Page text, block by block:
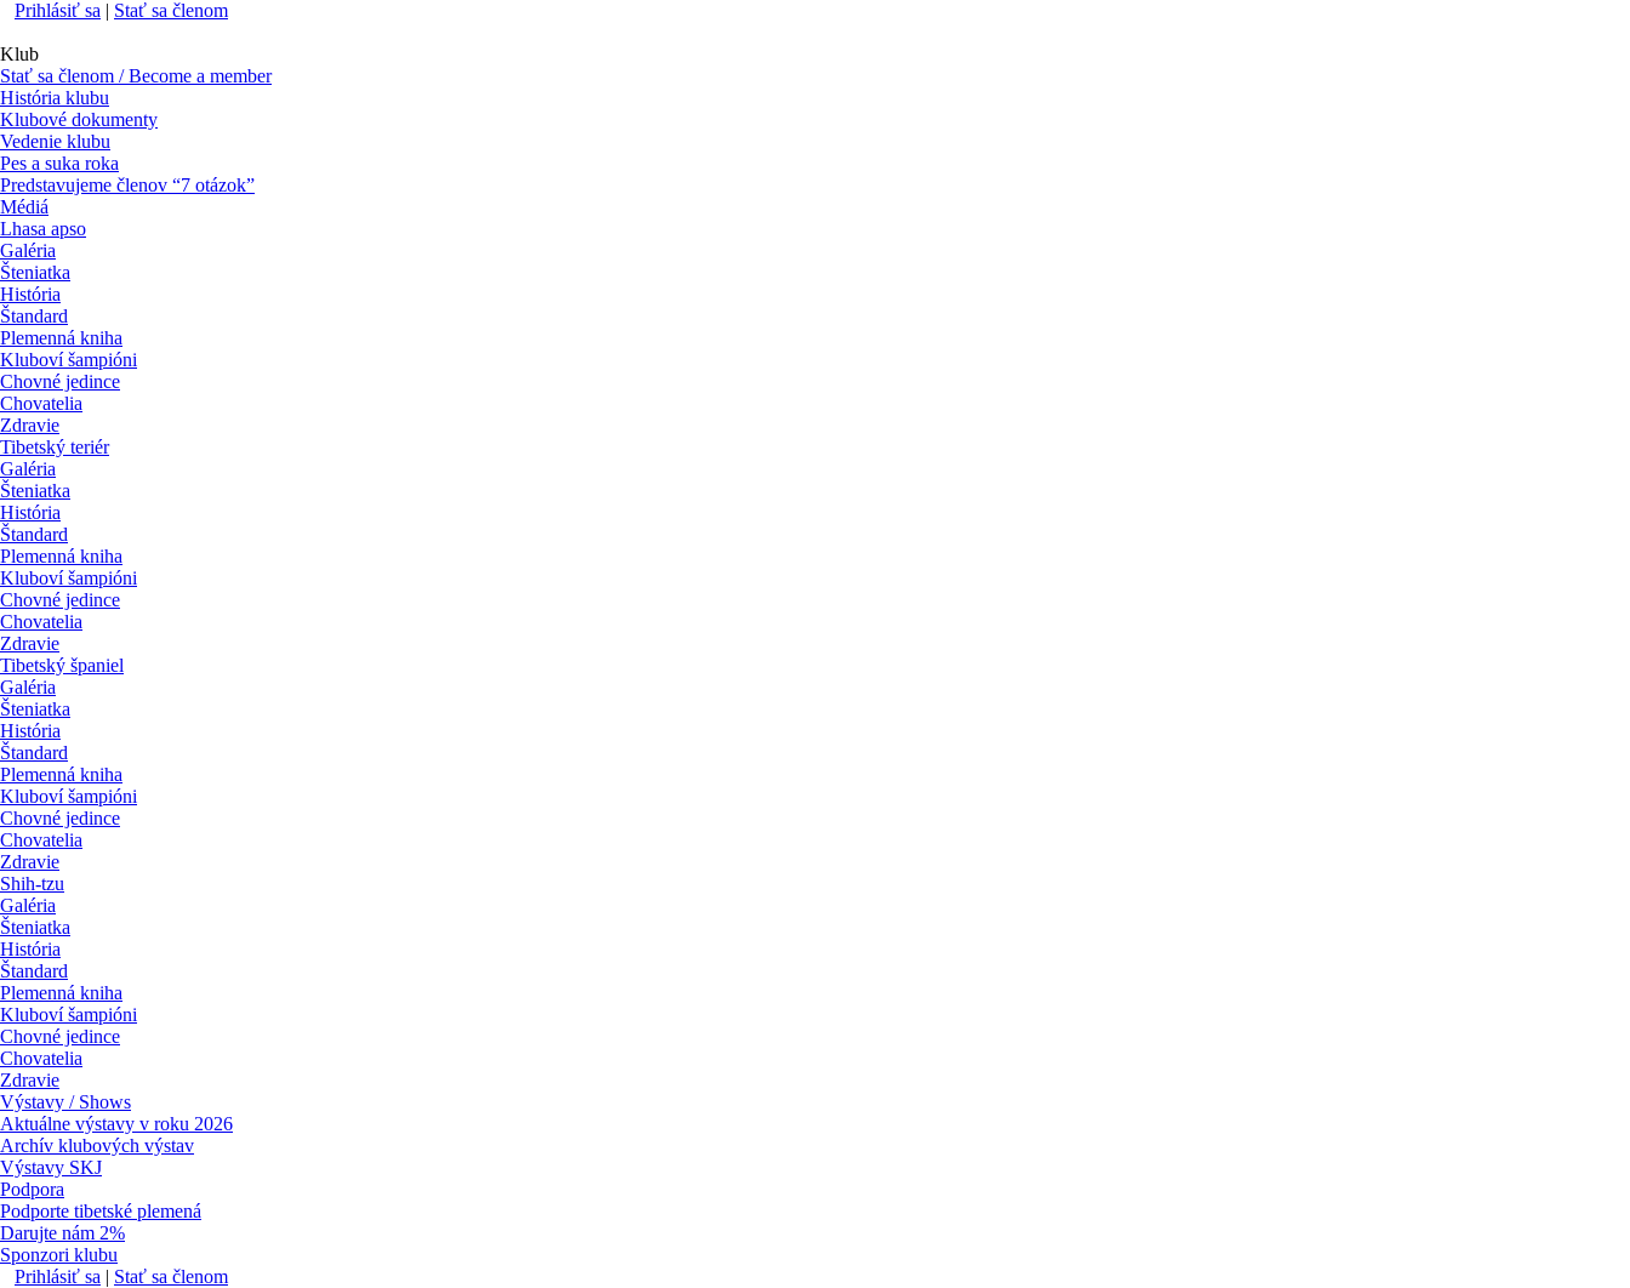
Prihlásiť sa | Stať sa členom
Klub
Stať sa členom / Become a member
História klubu
Klubové dokumenty
Vedenie klubu
Pes a suka roka
Predstavujeme členov “7 otázok”
Médiá
Lhasa apso
Galéria
Šteniatka
História
Štandard
Plemenná kniha
Kluboví šampióni
Chovné jedince
Chovatelia
Zdravie
Tibetský teriér
Galéria
Šteniatka
História
Štandard
Plemenná kniha
Kluboví šampióni
Chovné jedince
Chovatelia
Zdravie
Tibetský španiel
Galéria
Šteniatka
História
Štandard
Plemenná kniha
Kluboví šampióni
Chovné jedince
Chovatelia
Zdravie
Shih-tzu
Galéria
Šteniatka
História
Štandard
Plemenná kniha
Kluboví šampióni
Chovné jedince
Chovatelia
Zdravie
Výstavy / Shows
Aktuálne výstavy v roku 2026
Archív klubových výstav
Výstavy SKJ
Podpora
Podporte tibetské plemená
Darujte nám 2%
Sponzori klubu
Prihlásiť sa | Stať sa členom